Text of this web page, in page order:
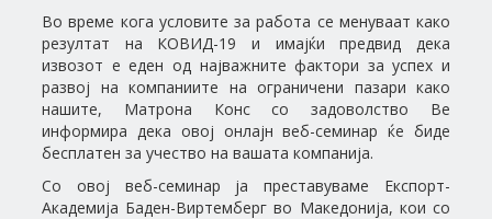
Во време кога условите за работа се менуваат како
резултат на КОВИД-19 и имајќи предвид дека
извозот е еден од најважните фактори за успех и
развој на компаниите на ограничени пазари како
нашите, Матрона Конс со задоволство Ве
информира дека овој онлајн веб-семинар ќе биде
бесплатен за учество на вашата компанија.
Со овој веб-семинар ја преставуваме Експорт-
Академија Баден-Виртемберг во Македонија, кои со